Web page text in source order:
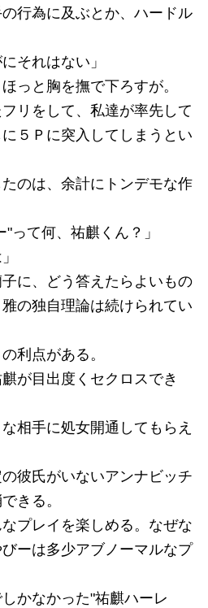
行為に及ぶとか、ハードル
それはない」
っと胸を撫で下ろすが。
フリをして、私達が率先して
５Ｐに突入してしまうとい
のは、余計にトンデモな作
"って何、祐麒くん？」
に、どう答えたらよいもの
の独自理論は続けられてい
利点がある。
が目出度くセクロスでき
相手に処女開通してもらえ
彼氏がいないアンナビッチ
きる。
プレイを楽しめる。なぜな
ーは多少アブノーマルなプ
かなかった"祐麒ハーレ